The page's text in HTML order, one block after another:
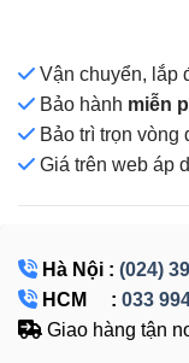
Vận chuyển, lắp
Bảo hành miễn
Bảo trì trọn vòng
Giá trên web áp
Hà Nội : (024)
HCM : 033
Giao hàng tận